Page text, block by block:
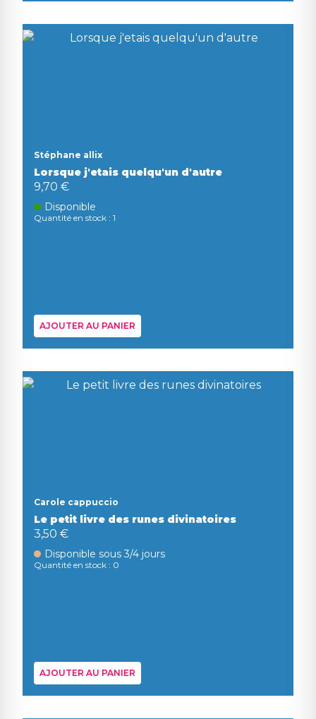
Stéphane allix
Lorsque j'etais quelqu'un d'autre
9,70 €
Disponible
Quantité en stock : 1
AJOUTER AU PANIER
Carole cappuccio
Le petit livre des runes divinatoires
3,50 €
Disponible sous 3/4 jours
Quantité en stock : 0
AJOUTER AU PANIER